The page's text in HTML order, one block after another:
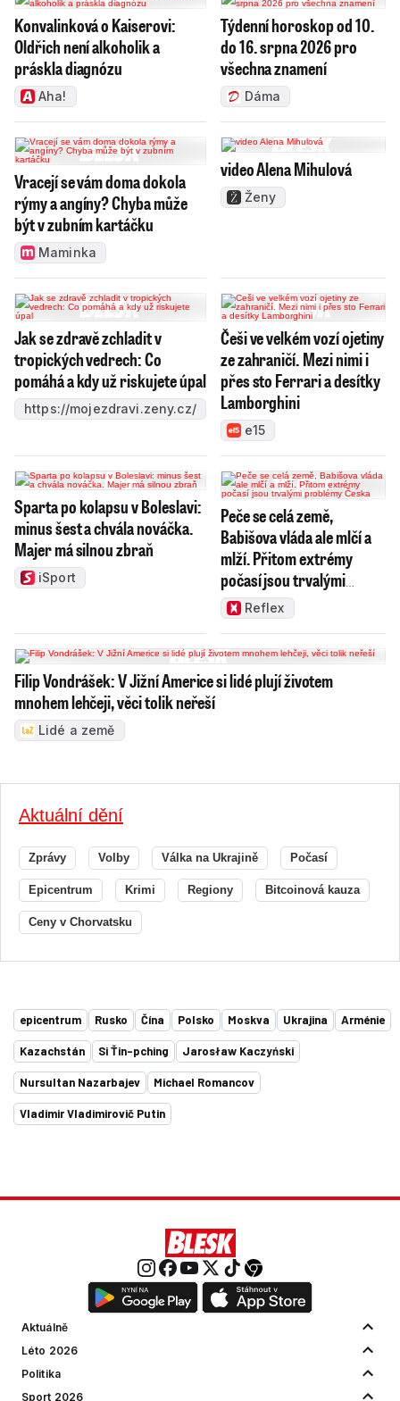
Konvalinková o Kaiserovi:
Oldřich není alkoholik a
práskla diagnózu
Aha!
Týdenní horoskop od 10.
do 16. srpna 2026 pro
všechna znamení
Dáma
Vracejí se vám doma dokola
rýmy a angíny? Chyba může
být v zubním kartáčku
Maminka
video Alena Mihulová
Ženy
Jak se zdravě zchladit v
tropických vedrech: Co
pomáhá a kdy už riskujete úpal
https://mojezdravi.zeny.cz/
Češi ve velkém vozí ojetiny
ze zahraničí. Mezi nimi i
přes sto Ferrari a desítky
Lamborghini
e15
Sparta po kolapsu v Boleslavi:
minus šest a chvála nováčka.
Majer má silnou zbraň
iSport
Peče se celá země,
Babišova vláda ale mlčí a
mlží. Přitom extrémy
počasí jsou trvalými
problémy Česka
Reflex
Filip Vondrášek: V Jižní Americe si lidé plují životem
mnohem lehčeji, věci tolik neřeší
Lidé a země
Aktuální dění
Zprávy Volby Válka na Ukrajině Počasí
Epicentrum Krimi Regiony Bitcoinová kauza
Ceny v Chorvatsku
epicentrum Rusko Čína Polsko Moskva Ukrajina Arménie
Kazachstán Si Ťin-pching Jarosław Kaczyński
Nursultan Nazarbajev Michael Romancov
Vladimir Vladimirovič Putin
Aktuálně
Léto 2026
Politika
Sport 2026